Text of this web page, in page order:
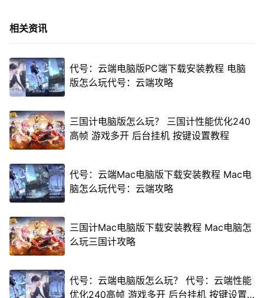
相关资讯
代号：云端电脑版PC端下载安装教程 电脑
版怎么玩代号：云端攻略
三国计电脑版怎么玩？ 三国计性能优化240
高帧 游戏多开 后台挂机 按键设置教程
代号：云端Mac电脑版下载安装教程 Mac电
脑怎么玩代号：云端攻略
三国计Mac电脑版下载安装教程 Mac电脑怎
么玩三国计攻略
代号：云端电脑版怎么玩？ 代号：云端性能
优化240高帧 游戏多开 后台挂机 按键设置